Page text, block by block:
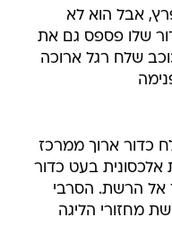
אבל הוא לא
שלו פספס גם את
שלח רגל ארוכה
כדור ארוך ממרכז
אלכסונית בעט כדור
אל הרשת. הסרבי
מחזורי הליגה